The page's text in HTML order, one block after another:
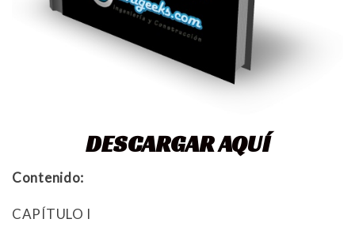
DESCARGAR AQUÍ
Contenido:
CAPÍTULO I